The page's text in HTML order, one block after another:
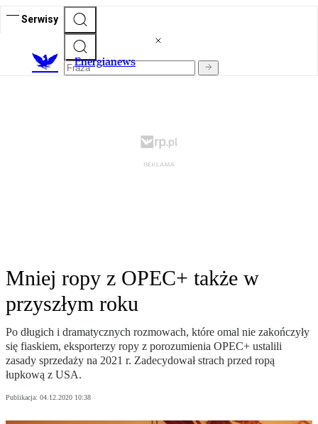
Serwisy
Energianews
Mniej ropy z OPEC+ także w
przyszłym roku
Po długich i dramatycznych rozmowach, które omal nie zakończyły
się fiaskiem, eksporterzy ropy z porozumienia OPEC+ ustalili
zasady sprzedaży na 2021 r. Zadecydował strach przed ropą
łupkową z USA.
Publikacja: 04.12.2020 10:38